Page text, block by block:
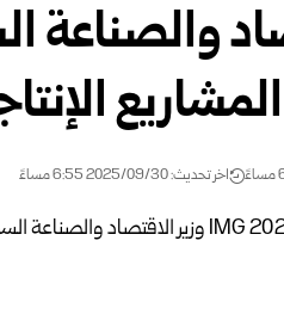
اخر تحديث: 2025/09/30 6:55 مساءً